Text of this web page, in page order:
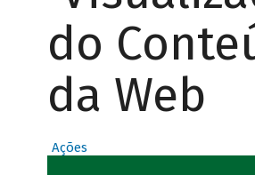
do
da Web
Ações